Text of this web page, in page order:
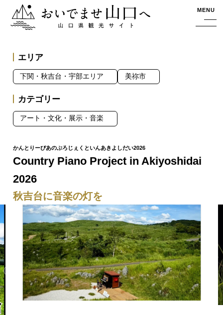
おいでませ山口へー山口県観光サイト MENU
Country Piano Project in Akiyoshidai
2026
秋吉台に音楽の灯を
エリア
下関・秋吉台・宇部エリア 美祢市
カテゴリー
アート・文化・展示・音楽